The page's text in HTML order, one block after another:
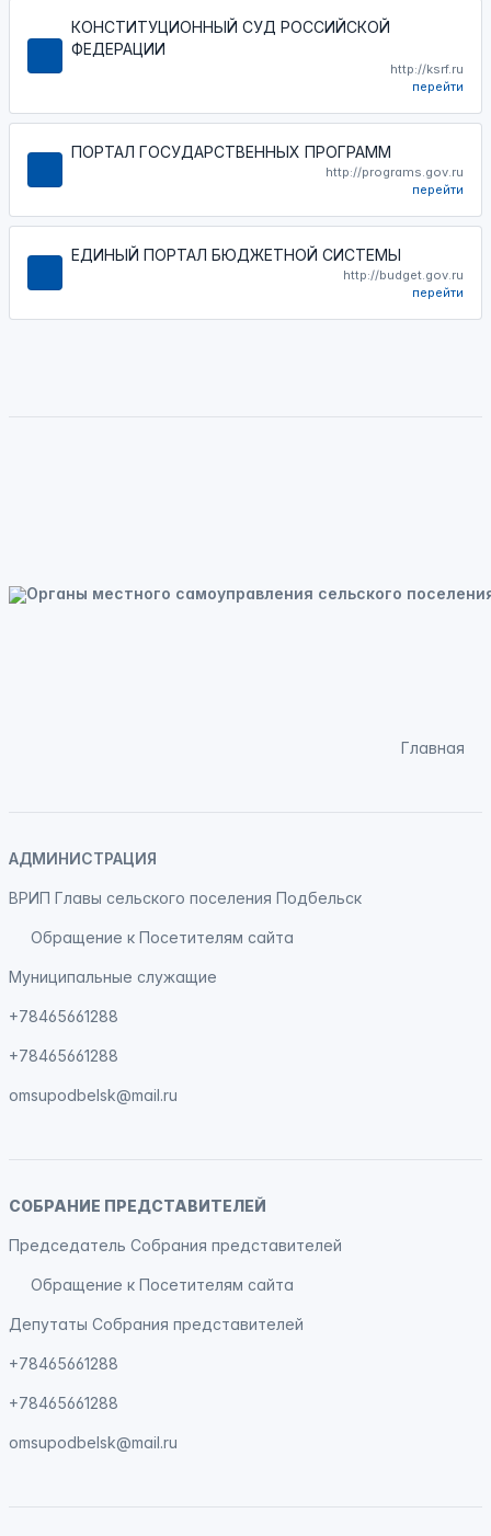
КОНСТИТУЦИОННЫЙ СУД РОССИЙСКОЙ
ФЕДЕРАЦИИ
http://ksrf.ru
перейти
ПОРТАЛ ГОСУДАРСТВЕННЫХ ПРОГРАММ
http://programs.gov.ru
перейти
ЕДИНЫЙ ПОРТАЛ БЮДЖЕТНОЙ СИСТЕМЫ
http://budget.gov.ru
перейти
Главная
АДМИНИСТРАЦИЯ
ВРИП Главы сельского поселения Подбельск
Обращение к Посетителям сайта
Муниципальные служащие
+78465661288
+78465661288
omsupodbelsk@mail.ru
СОБРАНИЕ ПРЕДСТАВИТЕЛЕЙ
Председатель Собрания представителей
Обращение к Посетителям сайта
Депутаты Собрания представителей
+78465661288
+78465661288
omsupodbelsk@mail.ru